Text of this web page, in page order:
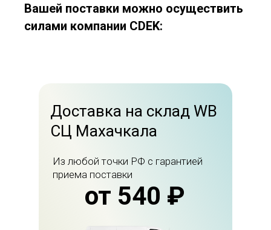
Вашей поставки можно осуществить
силами компании CDEK:
Доставка на склад WB
СЦ Махачкала
Из любой точки РФ с гарантией
приема поставки
от 540 ₽